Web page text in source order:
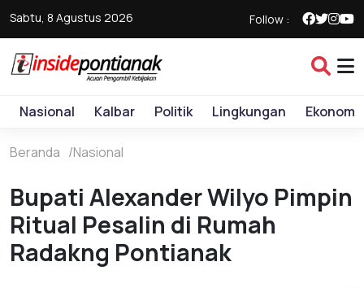
Sabtu, 8 Agustus 2026 Follow :
Nasional Kalbar Politik Lingkungan Ekonomi
Beranda Nasional
Bupati Alexander Wilyo Pimpin
Ritual Pesalin di Rumah
Radakng Pontianak